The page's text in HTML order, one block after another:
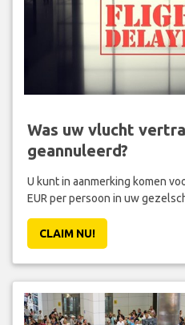
Was uw vlucht
geannuleerd?
U kunt in aanmerking komen
EUR per persoon in uw
CLAIM NU!